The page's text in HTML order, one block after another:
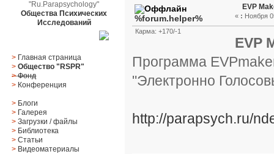
"Ru.Parapsychology"
Общества Психических
Исследований
> Главная страница
> Общество "RSPR"
> Фонд
> Конференция
> Блоги
> Галерея
> Загрузки/файлы
> Библиотека
> Статьи
> Видеоматериалы
%forum.helper%
Карма: +170/-1
EVP
« : Ноября
EVP
Программа
"Электронно
http://parapsych.ru/